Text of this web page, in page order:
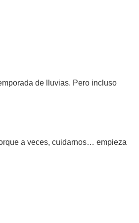
de lluvias. Pero incluso
a veces, cuidarnos… empieza